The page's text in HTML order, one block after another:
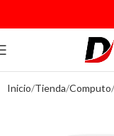
Inicio Tienda Computo